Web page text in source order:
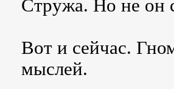
Стружа. Но не он
Вот и сейчас.
мыслей.